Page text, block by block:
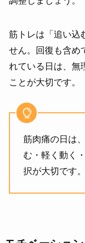
筋トレは「追い込
せん。回復も含め
れている日は、無
ことが大切です。
筋肉痛の日は
む・軽く動く
択が大切です。